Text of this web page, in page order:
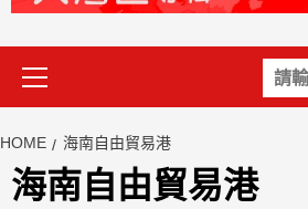
關
鍵
Primary
Menu
HOME 海南自由貿易港
海南自由貿易港